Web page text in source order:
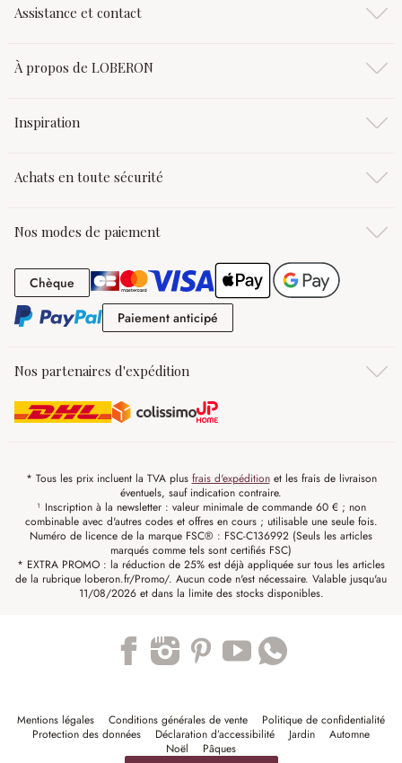
Assistance et contact
À propos de LOBERON
Inspiration
Achats en toute sécurité
Nos modes de paiement
Chèque Chèque
Paiement anticipé
Nos partenaires d'expédition
* Tous les prix incluent la TVA plus frais d'expéditionet les frais de livraison
éventuels, sauf indication contraire.
¹ Inscription à la newsletter : valeur minimale de commande 60 € ; non
combinable avec d'autres codes et offres en cours ; utilisable une seule fois.
Numéro de licence de la marque FSC® : FSC-C136992 (Seuls les articles
marqués comme tels sont certifiés FSC)
* EXTRA PROMO : la réduction de 25% est déjà appliquée sur tous les articles
de la rubrique loberon.fr/Promo/. Aucun code n'est nécessaire. Valable jusqu'au
11/08/2026 et dans la limite des stocks disponibles.
Mentions légales Conditions générales de vente
Politique de confidentialité
Protection des données
Déclaration d’accessibilité Jardin
Automne
Noël
Pâques